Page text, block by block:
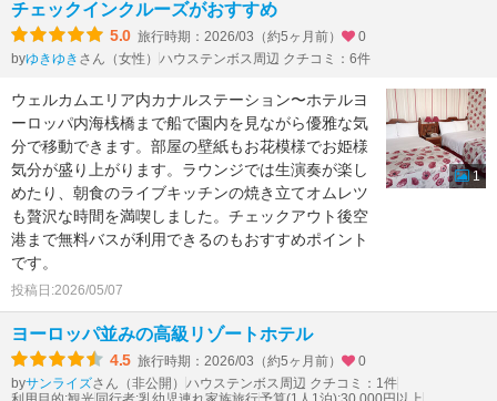
チェックインクルーズがおすすめ
5.0 旅行時期：2026/03（約5ヶ月前）
0
byゆきゆき さん（女性） ハウステンボス周辺 クチコミ：6件
ウェルカムエリア内カナルステーション〜ホテルヨ
ーロッパ内海桟橋まで船で園内を見ながら優雅な気
分で移動できます。部屋の壁紙もお花模様でお姫様
気分が盛り上がります。ラウンジでは生演奏が楽し
めたり、朝食のライブキッチンの焼き立てオムレツ
も贅沢な時間を満喫しました。チェックアウト後空
港まで無料バスが利用できるのもおすすめポイント
です。
投稿日:2026/05/07
1
ヨーロッパ並みの高級リゾートホテル
4.5 旅行時期：2026/03（約5ヶ月前）
0
byサンライズさん（非公開） ハウステンボス周辺 クチコミ：1件